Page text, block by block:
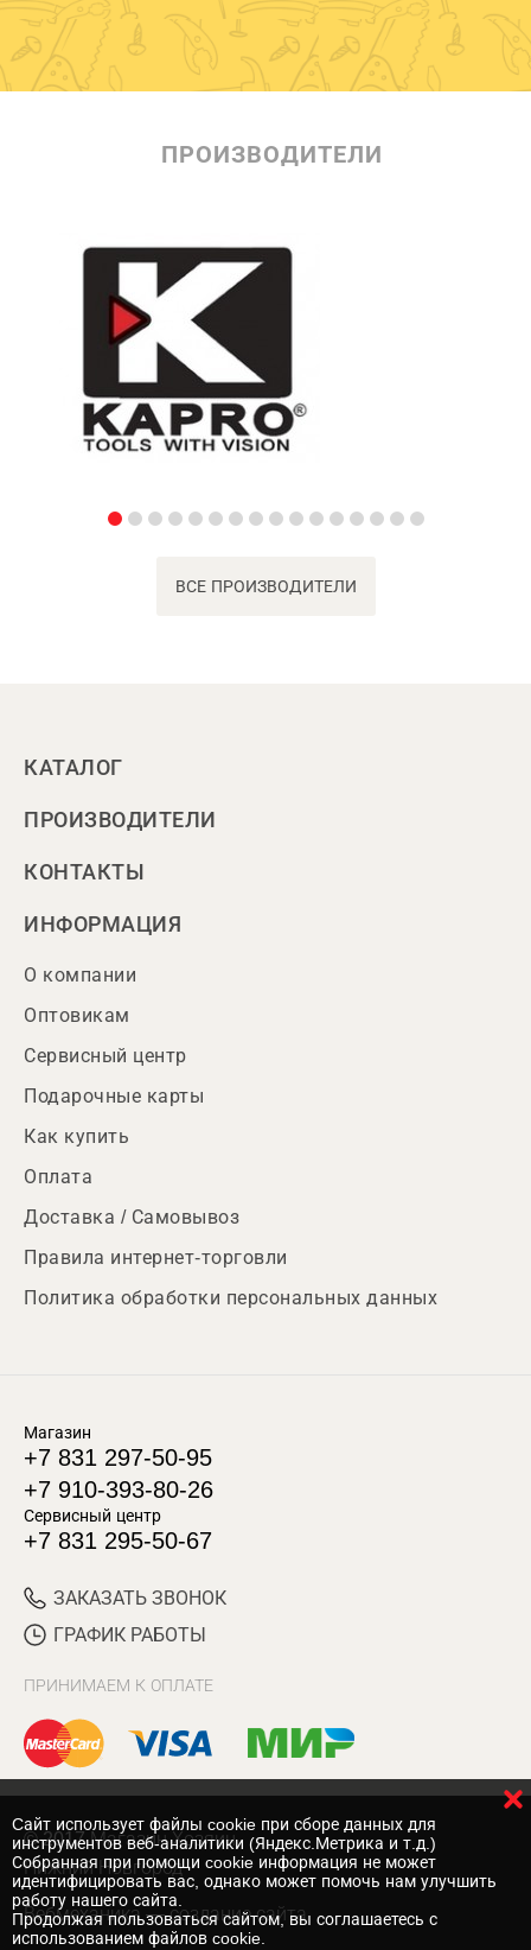
ПРОИЗВОДИТЕЛИ
ВСЕ ПРОИЗВОДИТЕЛИ
КАТАЛОГ
ПРОИЗВОДИТЕЛИ
КОНТАКТЫ
ИНФОРМАЦИЯ
О компании
Оптовикам
Сервисный центр
Подарочные карты
Как купить
Оплата
Доставка / Самовывоз
Правила интернет-торговли
Политика обработки персональных данных
Магазин
+7 831 297-50-95
+7 910-393-80-26
Сервисный центр
+7 831 295-50-67
ЗАКАЗАТЬ ЗВОНОК
ГРАФИК РАБОТЫ
ПРИНИМАЕМ К ОПЛАТЕ
© 2017 Магазин Хозяин
Нижний Новгород
Вебмеханика — создание сайта
Cайт использует файлы cookie при сборе данных для
инструментов веб-аналитики (Яндекс.Метрика и т.д.)
Собранная при помощи cookie информация не может
идентифицировать вас, однако может помочь нам улучшить
работу нашего сайта.
Продолжая пользоваться сайтом, вы соглашаетесь с
использованием файлов cookie.